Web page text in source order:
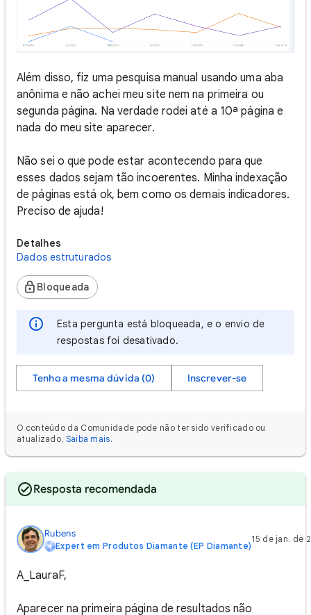
Além disso, fiz uma pesquisa manual usando uma aba
anônima e não achei meu site nem na primeira ou
segunda página. Na verdade rodei até a 10ª página e
nada do meu site aparecer.
Não sei o que pode estar acontecendo para que
esses dados sejam tão incoerentes. Minha indexação
de páginas está ok, bem como os demais indicadores.
Preciso de ajuda!
Detalhes
Dados estruturados
Bloqueada
Esta pergunta está bloqueada, e o envio de
respostas foi desativado.
Tenho a mesma dúvida (0) Inscrever-se
O conteúdo da Comunidade pode não ter sido verificado ou
atualizado. Saiba mais.
Resposta recomendada
Rubens
Expert em Produtos Diamante (EP Diamante)
15 de jan. de
A_LauraF,
Aparecer na primeira página de resultados não